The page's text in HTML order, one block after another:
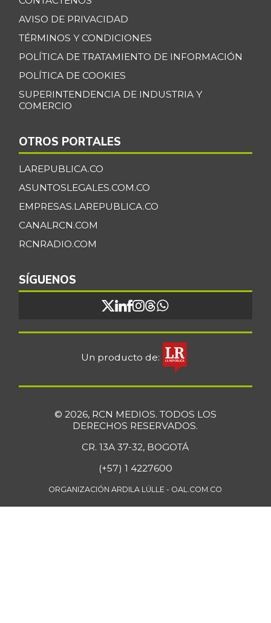
AVISO DE PRIVACIDAD
TÉRMINOS Y CONDICIONES
POLÍTICA DE TRATAMIENTO DE INFORMACIÓN
POLÍTICA DE COOKIES
SUPERINTENDENCIA DE INDUSTRIA Y
COMERCIO
OTROS PORTALES
LAREPUBLICA.CO
ASUNTOSLEGALES.COM.CO
EMPRESAS.LAREPUBLICA.CO
CANALRCN.COM
RCNRADIO.COM
SÍGUENOS
Un producto de:
© 2026, RCN MEDIOS. TODOS LOS
DERECHOS RESERVADOS.
CR. 13A 37-32, BOGOTÁ
(+57) 1 4227600
ORGANIZACIÓN ARDILA LÜLLE - OAL.COM.CO